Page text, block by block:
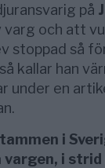
på
och att
stoppad så
kallar han
en
i
i